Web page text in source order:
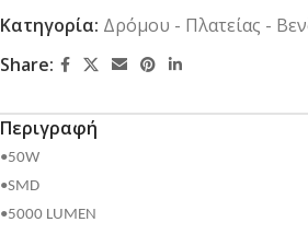
Κατηγορία: Δρόμου - Πλατείας -
Share:
Περιγραφή
•50W
•SMD
•5000 LUMEN